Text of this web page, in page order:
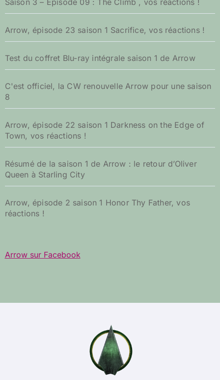
Arrow, épisode 23 saison 1 Sacrifice, vos réactions !
Test du coffret Blu-ray intégrale saison 1 de Arrow
C'est officiel, la CW renouvelle Arrow pour une saison
8
Arrow, épisode 22 saison 1 Darkness on the Edge of
Town, vos réactions !
Résumé de la saison 1 de Arrow : le retour d’Oliver
Queen à Starling City
Arrow, épisode 2 saison 1 Honor Thy Father, vos
réactions !
Arrow sur Facebook